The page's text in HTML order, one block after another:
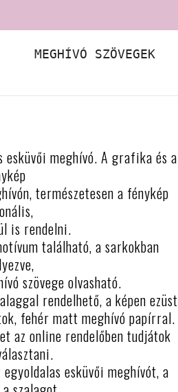
MEGHÍVÓ SZÖVEGEK
esküvői meghívó. A grafika és a
természetesen a fénykép
is rendelni.
található, a sarkokban
szövege olvasható.
rendelhető, a képen ezüst
fehér matt meghívó papírral.
az online rendelőben tudjátok
esküvői meghívót, a